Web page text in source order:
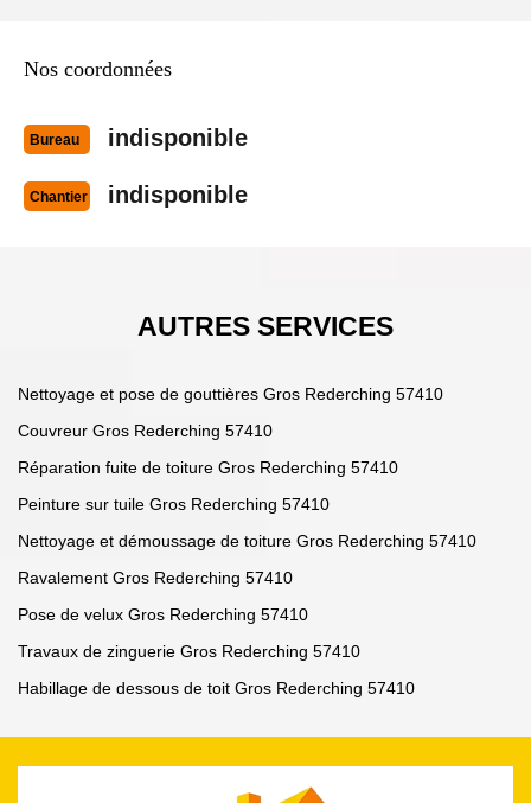
Nos coordonnées
Bureau indisponible
Chantier indisponible
AUTRES SERVICES
Nettoyage et pose de gouttières Gros Rederching 57410
Couvreur Gros Rederching 57410
Réparation fuite de toiture Gros Rederching 57410
Peinture sur tuile Gros Rederching 57410
Nettoyage et démoussage de toiture Gros Rederching 57410
Ravalement Gros Rederching 57410
Pose de velux Gros Rederching 57410
Travaux de zinguerie Gros Rederching 57410
Habillage de dessous de toit Gros Rederching 57410